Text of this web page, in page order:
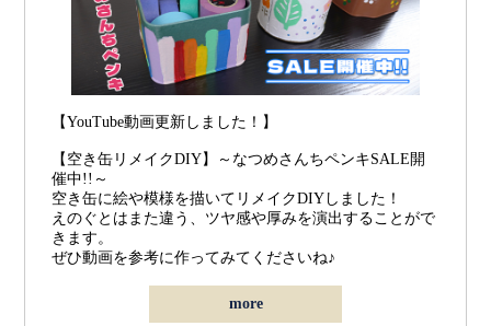
【YouTube動画更新しました！】
【空き缶リメイクDIY】～なつめさんちペンキSALE開
催中!!～
空き缶に絵や模様を描いてリメイクDIYしました！
えのぐとはまた違う、ツヤ感や厚みを演出することがで
きます。
ぜひ動画を参考に作ってみてくださいね♪
more